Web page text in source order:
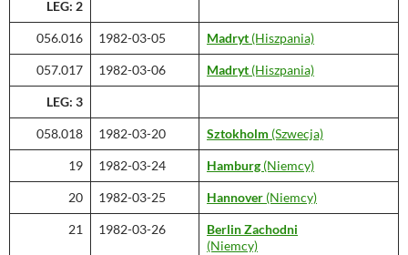
LEG: 2
056.016 1982-03-05 Madryt (Hiszpania)
057.017 1982-03-06 Madryt (Hiszpania)
LEG: 3
058.018 1982-03-20 Sztokholm (Szwecja)
19 1982-03-24 Hamburg (Niemcy)
20 1982-03-25 Hannover (Niemcy)
21 1982-03-26
Berlin Zachodni
(Niemcy)